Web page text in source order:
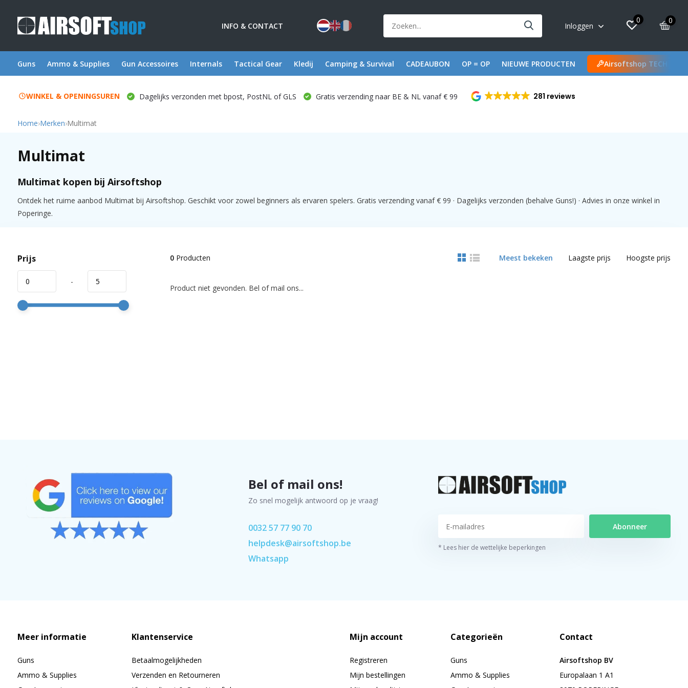
INFO & CONTACT Inloggen
0 0
Guns Ammo & Supplies Gun Accessoires Internals Tactical Gear Kledij Camping & Survival CADEAUBON OP = OP NIEUWE PRODUCTEN Airsoftshop TECH
WINKEL & OPENINGSUREN Dagelijks verzonden met bpost, PostNL of GLS Gratis verzending naar BE & NL vanaf € 99 281 reviews
Home›Merken›Multimat
Multimat
Multimat kopen bij Airsoftshop
Ontdek het ruime aanbod Multimat bij Airsoftshop. Geschikt voor zowel beginners als ervaren spelers. Gratis verzending vanaf € 99 · Dagelijks verzonden (behalve Guns!) · Advies in onze winkel in
Poperinge.
Prijs
-
0Producten Meest bekeken Laagste prijs Hoogste prijs
Product niet gevonden. Bel of mail ons...
Bel of mail ons!
Zo snel mogelijk antwoord op je vraag!
0032 57 77 90 70
helpdesk@airsoftshop.be
Whatsapp
Abonneer
* Lees hier de wettelijke beperkingen
Meer informatie
Guns
Ammo & Supplies
Klantenservice
Betaalmogelijkheden
Verzenden en Retourneren
Mijn account
Registreren
Mijn bestellingen
Categorieën
Guns
Ammo & Supplies
Contact
Airsoftshop BV
Europalaan 1 A1